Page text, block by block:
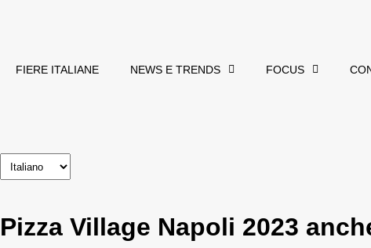
FIERE ITALIANE NEWS E TRENDS FOCUS
Pizza Village Napoli 2023